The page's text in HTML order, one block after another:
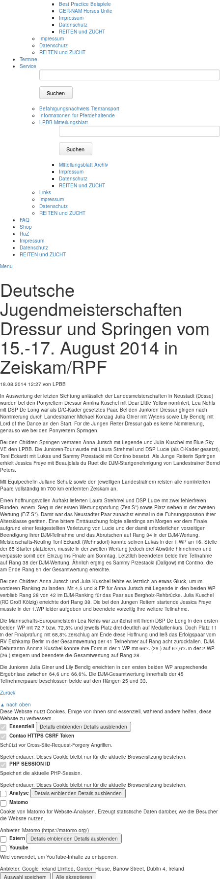
Best Practice Beispiele
GER-NAM Horses Unite
Impressum
Datenschutz
REITEN und ZUCHT
Impressum
Datenschutz
REITEN und ZUCHT
Termine
Service
Suchen
Befähigungsnachweis Tiertransport
Informationen für Pferdehaltende
LPBB-Mitteilungsblatt
Suchen
Mitteilungsblatt Archiv
Impressum
Datenschutz
REITEN und ZUCHT
Links
Impressum
Datenschutz
REITEN und ZUCHT
FAQ
Shop
RuZ
Impressum
Datenschutz
REITEN und ZUCHT
Menü
Deutsche
Jugendmeisterschaften
Dressur und Springen vom
15.-17. August 2014 in
Zeiskam/RPF
18.08.2014 12:27 von LPBB
In Auswertung der letzten Sichtung anlässlich der Landesmeisterschaften in Neustadt (Dosse)
wurden bei den Ponyreitern Dressur Annina Kuschel mit Dear Little Yellow nominiert, Lea Nehls
mit DSP De Long war als D/C-Kader gesetztes Paar. Bei den Junioren Dressur gingen nach
Nominierung durch Landestrainer Michael Konzag Julia Giner mit Wytens sowie Lily Bendig mit
Lord of the Dance an den Start. Für die Jungen Reiter Dressur gab es keine Nominierung,
genauso wie bei den Ponyreitern Springen.
Bei den Children Springen vertraten Anna Jurisch mit Legende und Julia Kuschel mit Blue Sky
VE den LPBB. Die Junioren-Tour wurde mit Laura Strehmel und DSP Lucie (als C-Kader gesetzt),
Toni Eckardt mit Lukas und Sammy Przestacki mit Contino besetzt. Als Junge Reiterin Springen
erhielt Jessica Freye mit Beaujolais du Ruet die DJM-Startgenehmigung von Landestrainer Bernd
Peters.
Mit Equipechefin Juliane Schulz sowie den jeweiligen Landestrainern reisten alle nominierten
Paare vollständig im 700 km entfernten Zeiskam an.
Einen hoffnungsvollen Auftakt lieferten Laura Strehmel und DSP Lucie mit zwei fehlerfreien
Runden, einem Sieg in der ersten Wertungsprüfung (Zeit S*) sowie Platz sieben in der zweiten
Wertung (F/Z S*). Damit war das Neustädter Paar zunächst einmal in die Führungsposition ihrer
Altersklasse geritten. Eine bittere Enttäuschung folgte allerdings am Morgen vor dem Finale
aufgrund einer festgestellten Verletzung von Lucie und der damit erforderlichen vorzeitigen
Beendigung ihrer DJM-Teilnahme und das Abrutschen auf Rang 34 in der DJM-Wertung.
Meisterschafts-Neuling Toni Eckardt (Wehnsdorf) konnte seinen Lukas in der 1.WP an 16. Stelle
der 65 Starter platzieren, musste in der zweiten Wertung jedoch drei Abwürfe hinnehmen und
verpasste somit den Einzug ins Finale am Sonntag. Letztlich beendeten beide ihre Teilnahme
auf Rang 38 der DJM-Wertung. Ähnlich erging es Sammy Przestacki (Dallgow) mit Contino, die
am Ende Rang 51 der Gesamtwertung erreichte.
Bei den Children Anna Jurisch und Julia Kuschel fehlte es letztlich an etwas Glück, um im
vorderen Ranking zu landen. Mit 4,5 und 8 FP für Anna Jurisch mit Legende in den beiden WP
verblieb Rang 28 von 42 im DJM-Ranking für das Paar aus Bergholz-Rehbrücke. Julia Kuschel
(RC Groß Kölzig) erreichte dort Rang 38. Die bei den Jungen Reitern startende Jessica Freye
musste in der 1.WP leider aufgeben und beendete vorzeitig ihre weitere Teilnahme.
Die Mannschafts-Europameisterin Lea Nehls war zunächst mit ihrem DSP De Long in den ersten
beiden WP mit 72,7 bzw. 72,8% und jeweils Platz drei deutlich auf Medaillenkurs. Doch Platz 11
in der Finalprüfung mit 68,8% zerschlug am Ende diese Hoffnung und ließ das Erfolgspaar vom
RV Eichkamp Berlin in der Gesamtwertung der 41 Teilnehmer auf Rang acht zurückfallen. DJM-
Debütantin Annina Kuschel konnte ihre Form in der 1.WP mit 66% (29.) auf 67,6% in der 2.WP
(26.) steigern und beendete die Gesamtwertung auf Rang 28.
Die Junioren Julia Giner und Lily Bendig erreichten in den ersten beiden WP ansprechende
Ergebnisse zwischen 64,6 und 66,6%. Die DJM-Gesamtwertung innerhalb der 45
Teilnehmerpaare beschlossen beide auf den Rängen 25 und 33.
Zurück
▲ nach oben
Diese Website nutzt Cookies. Einige von ihnen sind essenziell, während andere helfen, diese
Website zu verbessern.
Essenziell
Details einblenden Details ausblenden
Contao HTTPS CSRF Token
Schützt vor Cross-Site-Request-Forgery Angriffen.
Speicherdauer: Dieses Cookie bleibt nur für die aktuelle Browsersitzung bestehen.
PHP SESSION ID
Speichert die aktuelle PHP-Session.
Speicherdauer: Dieses Cookie bleibt nur für die aktuelle Browsersitzung bestehen.
Analyse
Details einblenden Details ausblenden
Matomo
Cookie von Matomo für Website-Analysen. Erzeugt statistische Daten darüber, wie die Besucher
die Website nutzen.
Anbieter: Matomo (https://matomo.org/)
Extern
Details einblenden Details ausblenden
Youtube
Wird verwendet, um YouTube-Inhalte zu entsperren.
Anbieter: Google Ireland Limited, Gordon House, Barrow Street, Dublin 4, Ireland
Auswahl speichern
Alle akzeptieren